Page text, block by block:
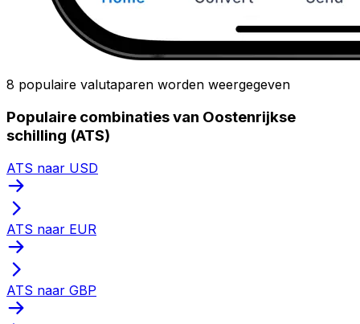
8 populaire valutaparen worden weergegeven
Populaire combinaties van Oostenrijkse
schilling (ATS)
ATS naar USD
ATS naar EUR
ATS naar GBP